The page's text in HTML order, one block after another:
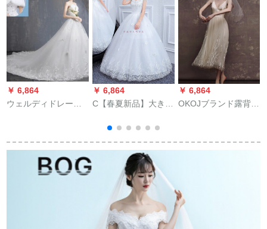
￥ 6,864
ウェルディドレース
拍ナチェルロールヴ
ィングウェディング
ドレス女性アイテム
￥ 6,864
C【春夏新品】大きい
ェディングベール200
斤の低い身長のウェ
ディングベールの太
いmm妊婦の新しい婦
は肥えて大きくなり
ます。surimドレス特
大号の長いネルトの
有名人がいます。プ
￥ 6,864
OKOJブランド露背ナ
型コリアスストラッ